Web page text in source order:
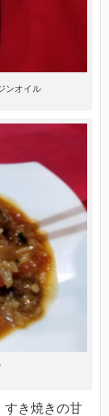
ンオイル
すき焼きの甘